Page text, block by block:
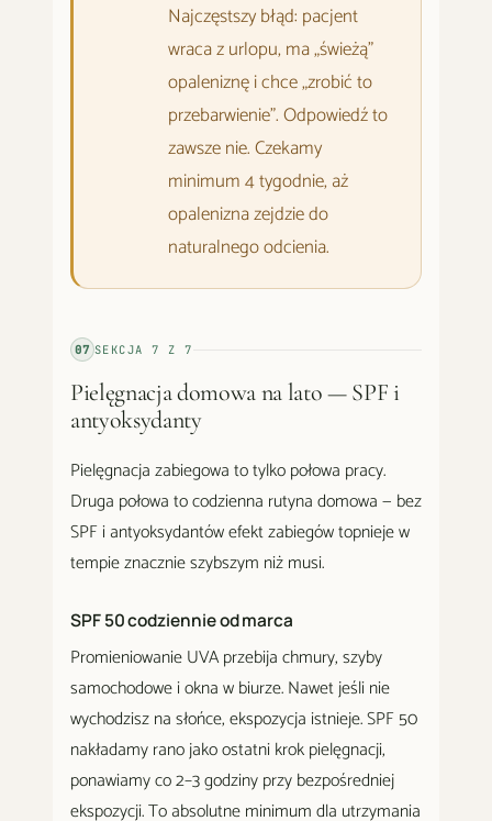
Najczęstszy błąd: pacjent
wraca z urlopu, ma „świeżą"
opaleniznę i chce „zrobić to
przebarwienie". Odpowiedź to
zawsze nie. Czekamy
minimum 4 tygodnie, aż
opalenizna zejdzie do
naturalnego odcienia.
07 SEKCJA7 Z7
Pielęgnacja domowa na lato — SPF i
antyoksydanty
Pielęgnacja zabiegowa to tylko połowa pracy.
Druga połowa to codzienna rutyna domowa — bez
SPF i antyoksydantów efekt zabiegów topnieje w
tempie znacznie szybszym niż musi.
SPF 50 codziennie od marca
Promieniowanie UVA przebija chmury, szyby
samochodowe i okna w biurze. Nawet jeśli nie
wychodzisz na słońce, ekspozycja istnieje. SPF 50
nakładamy rano jako ostatni krok pielęgnacji,
ponawiamy co 2–3 godziny przy bezpośredniej
ekspozycji. To absolutne minimum dla utrzymania